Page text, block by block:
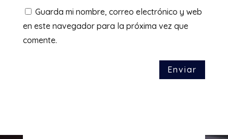
Guarda mi nombre, correo electrónico y web
en este navegador para la próxima vez que
comente.
Enviar